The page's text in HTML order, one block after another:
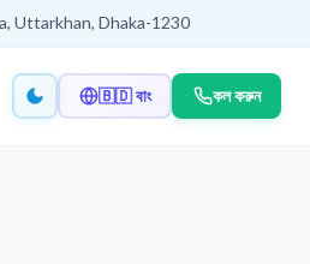
Uttarkhan, Dhaka-1230
🇧🇩 বাং কল করুন